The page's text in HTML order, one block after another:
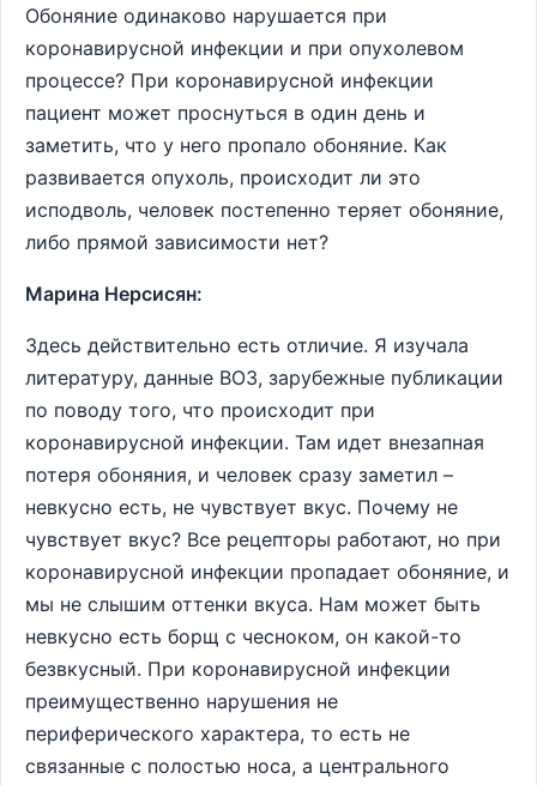
Обоняние одинаково нарушается при
коронавирусной инфекции и при опухолевом
процессе? При коронавирусной инфекции
пациент может проснуться в один день и
заметить, что у него пропало обоняние. Как
развивается опухоль, происходит ли это
исподволь, человек постепенно теряет обоняние,
либо прямой зависимости нет?
Марина Нерсисян:
Здесь действительно есть отличие. Я изучала
литературу, данные ВОЗ, зарубежные публикации
по поводу того, что происходит при
коронавирусной инфекции. Там идет внезапная
потеря обоняния, и человек сразу заметил –
невкусно есть, не чувствует вкус. Почему не
чувствует вкус? Все рецепторы работают, но при
коронавирусной инфекции пропадает обоняние, и
мы не слышим оттенки вкуса. Нам может быть
невкусно есть борщ с чесноком, он какой-то
безвкусный. При коронавирусной инфекции
преимущественно нарушения не
периферического характера, то есть не
связанные с полостью носа, а центрального